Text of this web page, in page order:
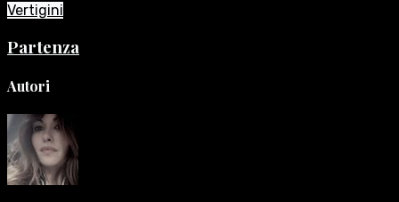
Vertigini
Partenza
Autori